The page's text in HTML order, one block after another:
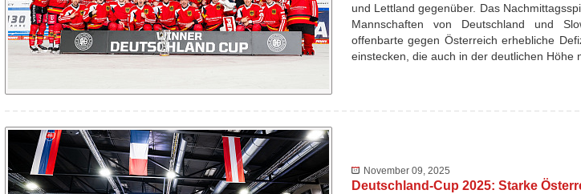
und Lettland gegenüber. Das
Mannschaften von Deutschland und
offenbarte gegen Österreich erhebliche
einstecken, die auch in der deutlichen Höhe
November 09, 2025
Deutschland-Cup 2025: Starke